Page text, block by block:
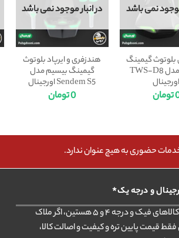
موجود نمی باشد
بلوتوث گیمینگ
بیسیم مدل TWS-D8
اورجینال
تومان
در انبار موجود نمی باشد
هندزفری و ایرپاد بلوتوث
گیمینگ بیسیم مدل
Sendem S5 اورجینال
0تومان
حضوری به هیچ عنوان ندارد.
و درجه یک*
اگر دنبال کالاهای فیک و درجه ۴ و ۵ هستین، اگر ملاک
فقط قیمت پایین تره و کیفیت و اصالت کالا،